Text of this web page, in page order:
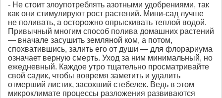
- Не стоит злоупотреблять азотными удобрениями, так
как они стимулируют рост растений. Мини-сад лучше
не поливать, а осторожно опрыскивать теплой водой.
Привычный многим способ полива домашних растений
— вначале засушить земляной ком, а потом,
спохватившись, залить его от души — для флорариума
означает верную смерть. Уход за ним минимальный, но
ежедневный. Каждое утро тщательно просматривайте
свой садик, чтобы вовремя заметить и удалить
отмерший листик, засохший стебелек. Ведь в этом
микроклимате процессы разложения развиваются